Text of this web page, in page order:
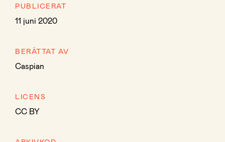
PUBLICERAT
11 juni 2020
BERÄTTAT AV
Caspian
LICENS
CC BY